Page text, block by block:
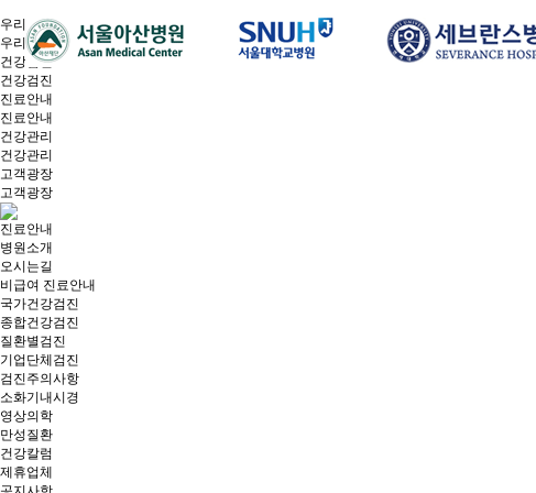
우리베스트
우리베스트
건강검진
건강검진
진료안내
진료안내
건강관리
건강관리
고객광장
고객광장
진료안내
병원소개
오시는길
비급여 진료안내
국가건강검진
종합건강검진
질환별검진
기업단체검진
검진주의사항
소화기내시경
영상의학
만성질환
건강칼럼
제휴업체